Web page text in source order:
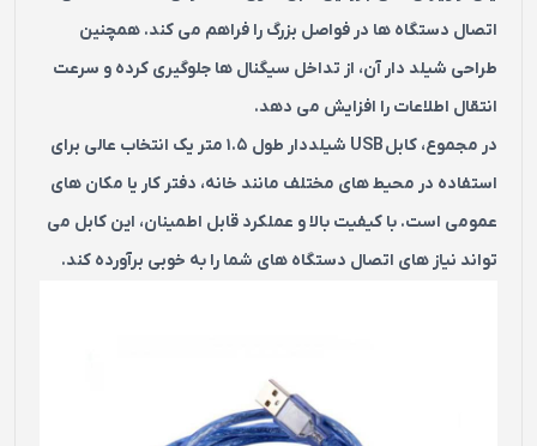
اتصال دستگاه‌ ها در فواصل بزرگ را فراهم می‌ کند. همچنین
طراحی شیلد دار آن، از تداخل سیگنال‌ ها جلوگیری کرده و سرعت
انتقال اطلاعات را افزایش می‌ دهد.
در مجموع، کابل USB شیلددار طول 1.5 متر یک انتخاب عالی برای
استفاده در محیط‌ های مختلف مانند خانه، دفتر کار یا مکان‌ های
عمومی است. با کیفیت بالا و عملکرد قابل اطمینان، این کابل می‌
تواند نیاز های اتصال دستگاه‌ های شما را به خوبی برآورده کند.